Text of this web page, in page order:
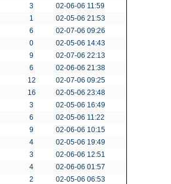
3
02-06-06 11:59
1
02-05-06 21:53
6
02-07-06 09:26
0
02-05-06 14:43
9
02-07-06 22:13
6
02-06-06 21:38
12
02-07-06 09:25
16
02-05-06 23:48
3
02-05-06 16:49
6
02-05-06 11:22
9
02-06-06 10:15
4
02-05-06 19:49
3
02-06-06 12:51
4
02-06-06 01:57
2
02-05-06 06:53